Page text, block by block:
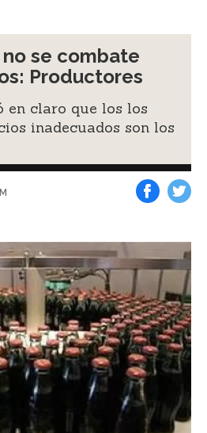
se combate
Productores
en claro que los los
inadecuados son los